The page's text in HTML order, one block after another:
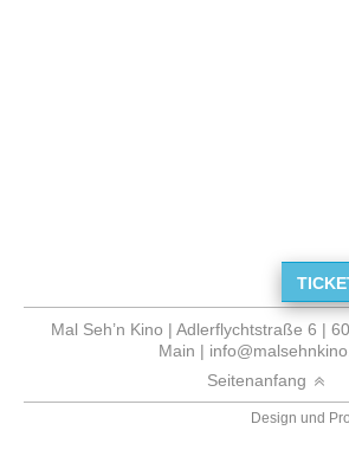
Mal Seh’n Kino | Adlerflychtstraße 6 |
Main |
Seitenanfang
Design und